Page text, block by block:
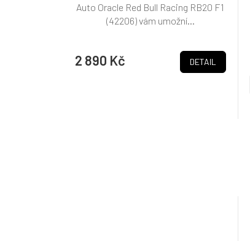
2 890 Kč DETAIL
Auto Oracle Red Bull Racing RB20 F1
(42206) vám umožní...